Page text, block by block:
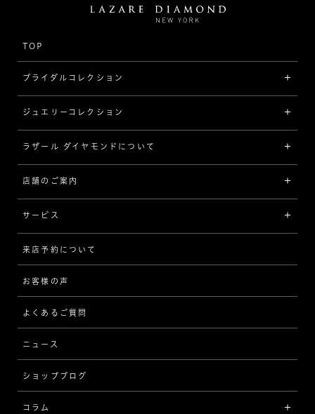
TOP
ブライダルコレクション
婚約指輪（エンゲージリング）
[素材から選ぶ]
プラチナ
イエローゴールド
コンビネーション
[フォルムから選ぶ]
ストレート
ウェーブ
V字
[セッテイングから選ぶ]
ジュエリーコレクション
ジュエリーコレクショントップ
ジュエリー一覧
リング
ネックレス/ペンダント
ピアス/イヤリング
ブレスレット
ラザール ダイヤモンドについて
ラザール ダイヤモンドについて
品質
歴史
企業の取り組み
店舗のご案内
サービス
サービスについて
アフターサービス
MESSAGE IN DIAMOND
品質保証
ブライダルアイテム
来店予約について
お客様の声
よくあるご質問
ニュース
ショップブログ
コラム